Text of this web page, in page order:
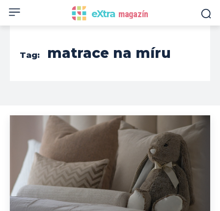
eXtra magazín
Tag: matrace na míru